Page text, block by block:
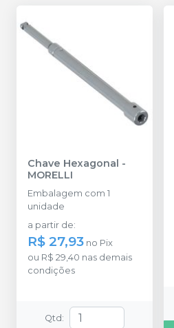
Chave Hexagonal -
MORELLI
Embalagem com 1
unidade
a partir de:
R$ 27,93 no Pix
ou R$ 29,40 nas demais
condições
Qtd :